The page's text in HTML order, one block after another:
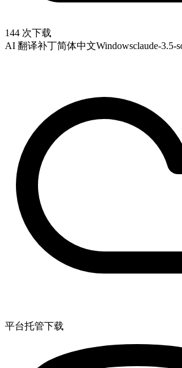
144 次下载
AI 翻译补丁简体中文Windowsclaude-3.5-
平台托管下载